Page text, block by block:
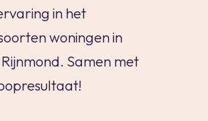
in het
woningen in
Samen met